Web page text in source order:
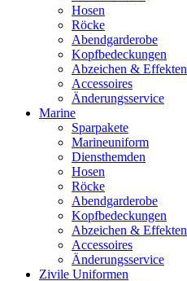
Hosen
Röcke
Abendgarderobe
Kopfbedeckungen
Abzeichen & Effekten
Accessoires
Änderungsservice
Marine
Sparpakete
Marineuniform
Diensthemden
Hosen
Röcke
Abendgarderobe
Kopfbedeckungen
Abzeichen & Effekten
Accessoires
Änderungsservice
Zivile Uniformen